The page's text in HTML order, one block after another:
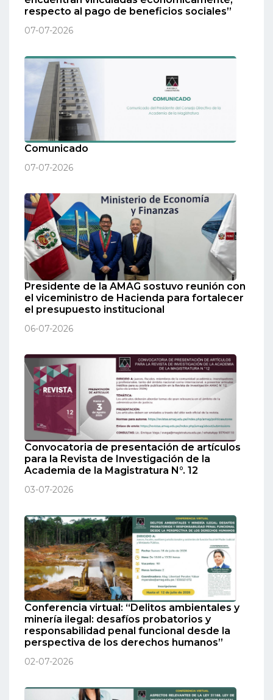
respecto al pago de beneficios sociales”
07-07-2026
Comunicado
07-07-2026
Presidente de la AMAG sostuvo reunión con
el viceministro de Hacienda para fortalecer
el presupuesto institucional
06-07-2026
Convocatoria de presentación de artículos
para la Revista de Investigación de la
Academia de la Magistratura N°. 12
03-07-2026
Conferencia virtual: “Delitos ambientales y
minería ilegal: desafíos probatorios y
responsabilidad penal funcional desde la
perspectiva de los derechos humanos”
02-07-2026